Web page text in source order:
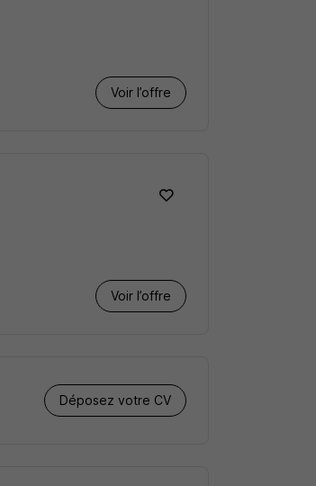
Voir l’offre
Voir l’offre
Déposez votre CV